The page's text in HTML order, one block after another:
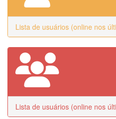
Lista de usuários (online nos
Lista de usuários (online nos